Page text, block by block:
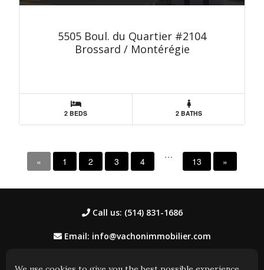
5505 Boul. du Quartier #2104
Brossard / Montérégie
2 BEDS 2 BATHS
« 1 2 3 4
…
13 »
Call us: (514) 831-1686
Email: info@vachonimmobilier.com